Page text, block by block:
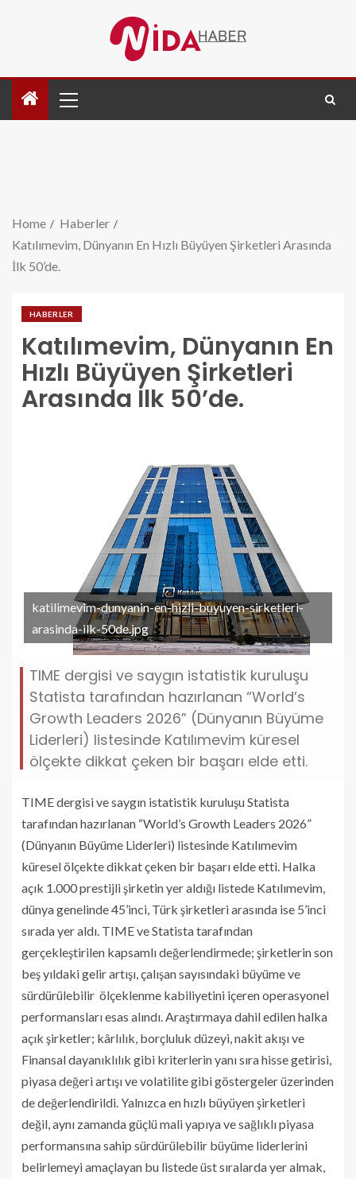
Home
Haberler
Katılımevim, Dünyanın En Hızlı Büyüyen Şirketleri Arasında
İlk 50’de.
HABERLER
Katılımevim, Dünyanın En
Hızlı Büyüyen Şirketleri
Arasında İlk 50’de.
katilimevim-dunyanin-en-hizli-buyuyen-sirketleri-
arasinda-ilk-50de.jpg
TIME dergisi ve saygın istatistik kuruluşu
Statista tarafından hazırlanan “World’s
Growth Leaders 2026” (Dünyanın Büyüme
Liderleri) listesinde Katılımevim küresel
ölçekte dikkat çeken bir başarı elde etti.
TIME dergisi ve saygın istatistik kuruluşu Statista
tarafından hazırlanan “World’s Growth Leaders 2026”
(Dünyanın Büyüme Liderleri) listesinde Katılımevim
küresel ölçekte dikkat çeken bir başarı elde etti. Halka
açık 1.000 prestijli şirketin yer aldığı listede Katılımevim,
dünya genelinde 45’inci, Türk şirketleri arasında ise 5’inci
sırada yer aldı. TIME ve Statista tarafından
gerçekleştirilen kapsamlı değerlendirmede; şirketlerin son
beş yıldaki gelir artışı, çalışan sayısındaki büyüme ve
sürdürülebilir ölçeklenme kabiliyetini içeren operasyonel
performansları esas alındı. Araştırmaya dahil edilen halka
açık şirketler; kârlılık, borçluluk düzeyi, nakit akışı ve
Finansal dayanıklılık gibi kriterlerin yanı sıra hisse getirisi,
piyasa değeri artışı ve volatilite gibi göstergeler üzerinden
de değerlendirildi. Yalnızca en hızlı büyüyen şirketleri
değil, aynı zamanda güçlü mali yapıya ve sağlıklı piyasa
performansına sahip sürdürülebilir büyüme liderlerini
belirlemeyi amaçlayan bu listede üst sıralarda yer almak,